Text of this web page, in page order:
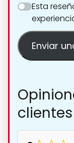
Esta
Enviar